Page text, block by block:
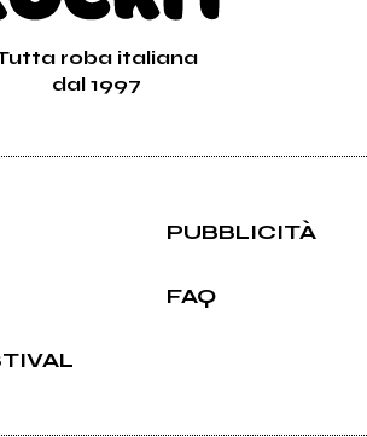
roba italiana
dal 1997
PUBBLICITÀ
FAQ